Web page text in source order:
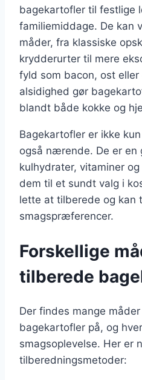
bagekartofler til festlige
familiemiddage. De kan
måder, fra klassiske
krydderurter til mere
fyld som bacon, ost eller
alsidighed gør
blandt både kokke og
Bagekartofler er ikke
også nærende. De er en
kulhydrater, vitaminer
dem til et sundt valg i
lette at tilberede og kan
smagspræferencer.
Forskellige
tilberede
Der findes mange
bagekartofler på, og
smagsoplevelse. Her er
tilberedningsmetoder: